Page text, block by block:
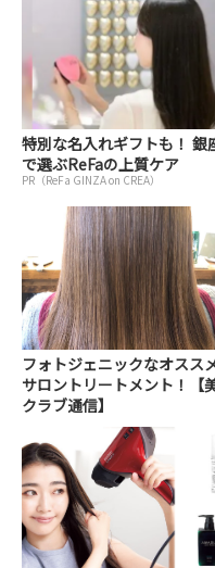
特別な名入れギフトも！ 銀
で選ぶReFaの上質ケア
PR（ReFa GINZA on CREA）
フォトジェニックなオスス
サロントリートメント！【
クラブ通信】